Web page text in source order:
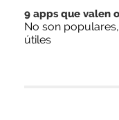
9 apps que valen
No son
útiles